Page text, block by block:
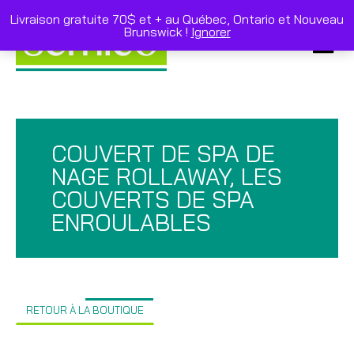
to
COUVERT DE SPA DE
NAGE ROLLAWAY, LES
COUVERTS DE SPA
ENROULABLES
RETOUR À LA BOUTIQUE
Livraison gratuite 70$ et + au Québec, Ontario et Nouveau
Brunswick ! Ignorer